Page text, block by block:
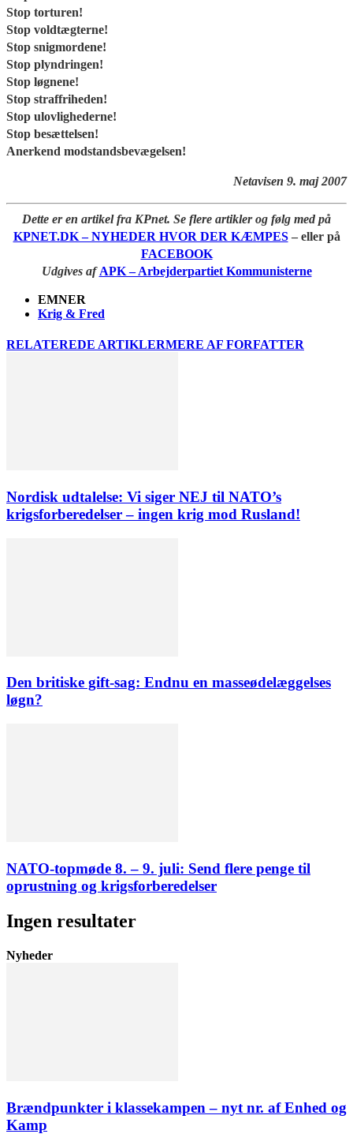
Stop torturen!
Stop voldtægterne!
Stop snigmordene!
Stop plyndringen!
Stop løgnene!
Stop straffriheden!
Stop ulovlighederne!
Stop besættelsen!
Anerkend modstandsbevægelsen!
Netavisen 9. maj 2007
Dette er en artikel fra KPnet. Se flere artikler og følg med på
KPNET.DK – NYHEDER HVOR DER KÆMPES – eller på
FACEBOOK
Udgives afAPK – Arbejderpartiet Kommunisterne
EMNER
Krig & Fred
RELATEREDE ARTIKLERMERE AF FORFATTER
Nordisk udtalelse: Vi siger NEJ til NATO’s
krigsforberedelser – ingen krig mod Rusland!
Den britiske gift-sag: Endnu en masseødelæggelses
løgn?
NATO-topmøde 8. – 9. juli: Send flere penge til
oprustning og krigsforberedelser
Ingen resultater
Nyheder
Brændpunkter i klassekampen – nyt nr. af Enhed og
Kamp